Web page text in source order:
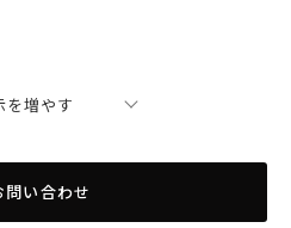
を増やす
問い合わせ